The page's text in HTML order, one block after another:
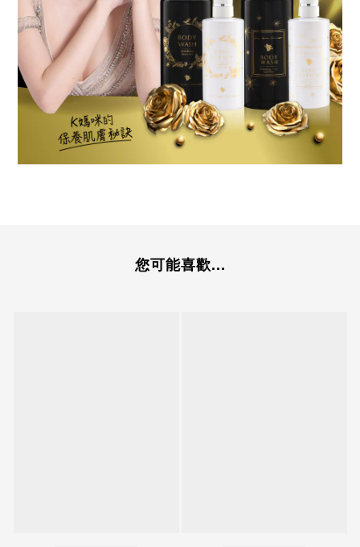
您可能喜歡...